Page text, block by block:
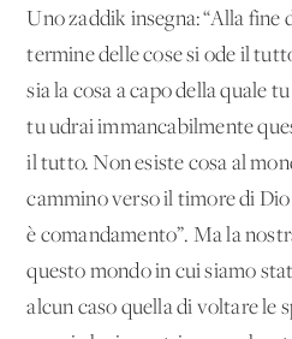
Uno zaddik insegna: “Alla fine
termine delle cose si ode il
sia la cosa a capo della quale
tu udrai immancabilmente
il tutto. Non esiste cosa al
cammino verso il timore di
è comandamento”. Ma la
questo mondo in cui siamo
alcun caso quella di voltare le